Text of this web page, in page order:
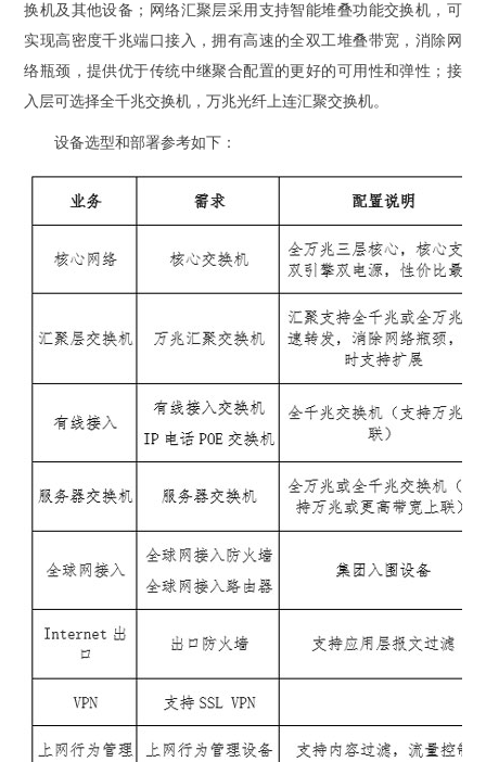
换机及其他设备；网络汇聚层采用支持智能堆叠功能交换机，可
实现高密度千兆端口接入，拥有高速的全双工堆叠带宽，消除网
络瓶颈，提供优于传统中继聚合配置的更好的可用性和弹性；接
入层可选择全千兆交换机，万兆光纤上连汇聚交换机。
设备选型和部署参考如下：